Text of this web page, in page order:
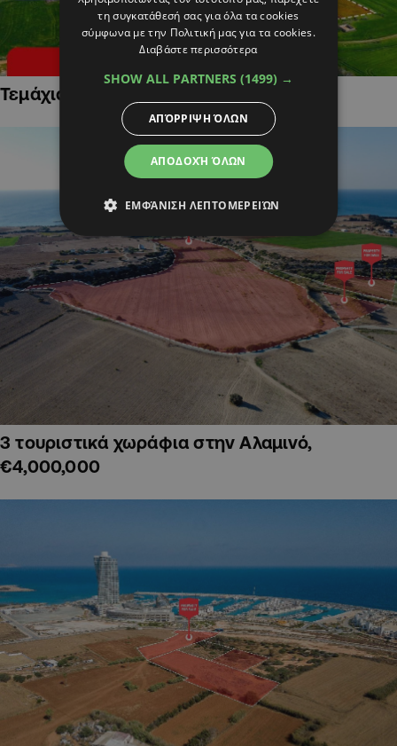
Τεμάχια Γης σε Οικιστικές Περιοχές
3 τουριστικά χωράφια στην Αλαμινό,
€4,000,000
τη συγκατάθεσή σας για όλα τα cookies
σύμφωνα με την Πολιτική μας για τα cookies.
Διαβάστε περισσότερα
SHOW ALL PARTNERS (1499) →
ΑΠΟΔΟΧΉ ΌΛΩΝ
ΑΠΌΡΡΙΨΗ ΌΛΩΝ
ΕΜΦΆΝΙΣΗ ΛΕΠΤΟΜΕΡΕΙΏΝ